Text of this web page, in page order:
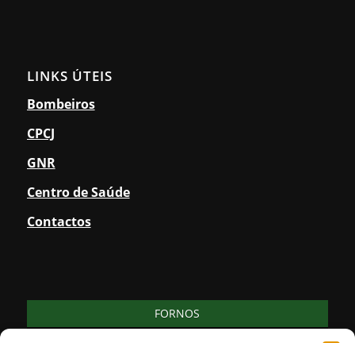
LINKS ÚTEIS
Bombeiros
CPCJ
GNR
Centro de Saúde
Contactos
FORNOS